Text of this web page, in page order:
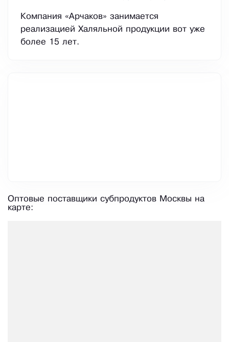
Компания «Арчаков» занимается
реализацией Халяльной продукции вот уже
более 15 лет.
Оптовые поставщики субпродуктов Москвы на
карте: